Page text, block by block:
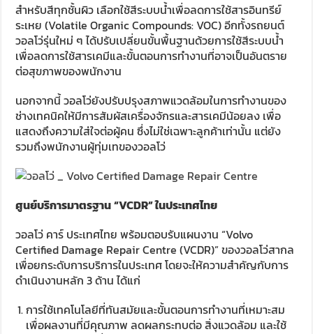
สำหรับสีทุกชั้นผิว เลือกใช้สีระบบน้ำเพื่อลดการใช้สารอินทรีย์
ระเหย (Volatile Organic Compounds: VOC) อีกทั้งรถยนต์
วอลโว่รุ่นใหม่ ๆ ได้ปรับเปลี่ยนขั้นพื้นฐานด้วยการใช้สีระบบน้ำ
เพื่อลดการใช้สารเคมีและขั้นตอนการทำงานที่อาจเป็นอันตราย
ต่อสุขภาพของพนักงาน
นอกจากนี้ วอลโว่ยังปรับปรุงสภาพแวดล้อมในการทำงานของ
ช่างเทคนิคให้มีการสัมผัสเครื่องจักรและสารเคมีน้อยลง เพื่อ
แสดงถึงความใส่ใจต่อผู้คน ซึ่งไม่ใช่เฉพาะลูกค้าเท่านั้น แต่ยัง
รวมถึงพนักงานผู้ทุ่มเทของวอลโว่
ศูนย์บริการมาตรฐาน“VCDR” ในประเทศไทย
วอลโว่ คาร์ ประเทศไทย พร้อมตอบรับแผนงาน “Volvo
Certified Damage Repair Centre (VCDR)” ของวอลโว่สากล
เพื่อยกระดับการบริการในประเทศ โดยจะให้ความสำคัญกับการ
ดำเนินงานหลัก 3 ด้าน ได้แก่
การใช้เทคโนโลยีที่ทันสมัยและขั้นตอนการทำงานที่เหมาะสม
เพื่อผลงานที่มีคุณภาพ ลดผลกระทบต่อ สิ่งแวดล้อม และใช้